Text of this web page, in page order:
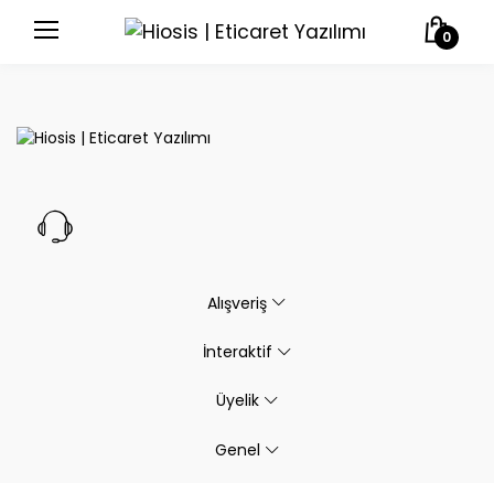
0
Alışveriş
İnteraktif
Üyelik
Genel